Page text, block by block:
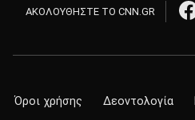
ΑΚΟΛΟΥΘΗΣΤΕ ΤΟ CNN.GR
Όροι χρήσης Δεοντολογία